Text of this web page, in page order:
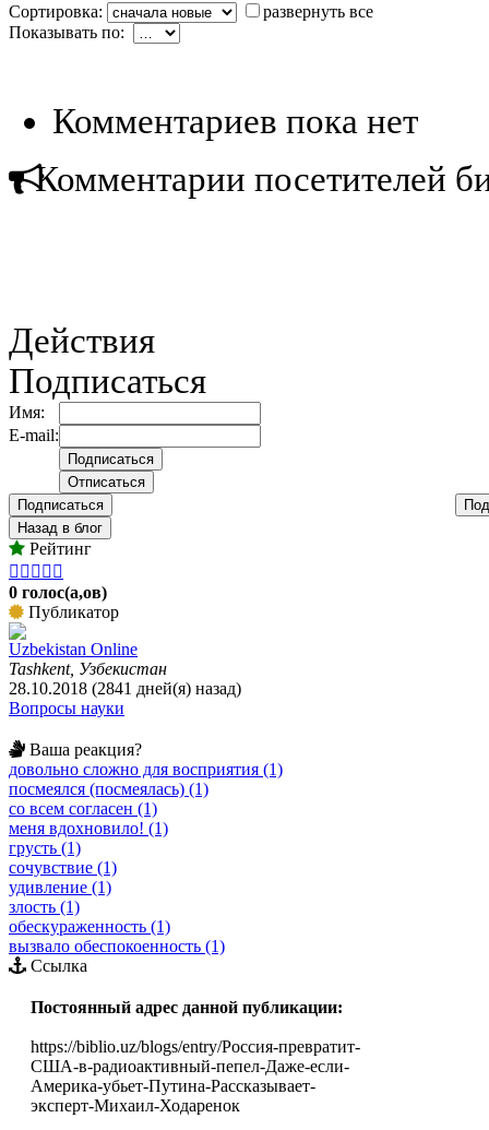
Сортировка:
развернуть все
Показывать по:
Комментариев пока нет
Комментарии посетителей
Действия
Подписаться
Имя:
E-mail:
Подписаться
Назад в блог
Рейтинг
    
0 голос(а,ов)
Публикатор
Uzbekistan Online
Tashkent, Узбекистан
28.10.2018 (2841 дней(я) назад)
Вопросы науки
Ваша реакция?
довольно сложно для восприятия (1)
посмеялся (посмеялась) (1)
со всем согласен (1)
меня вдохновило! (1)
грусть (1)
сочувствие (1)
удивление (1)
злость (1)
обескураженность (1)
вызвало обеспокоенность (1)
Ссылка
Постоянный адрес данной публикации:
https://biblio.uz/blogs/entry/Россия-превратит-
США-в-радиоактивный-пепел-Даже-если-
Америка-убьет-Путина-Рассказывает-
эксперт-Михаил-Ходаренок